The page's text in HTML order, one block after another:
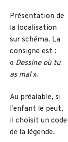
Présentation de
la localisation
sur schéma. La
consigne est :
« Dessine où tu
as mal».
Au préalable, si
l’enfant le peut,
il choisit un
de la légende.